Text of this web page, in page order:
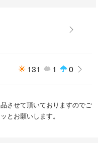
131 1 0
させて頂いておりますのでご
とお願いします。